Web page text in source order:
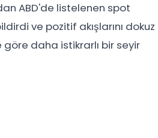
ABD'de listelenen spot
ve pozitif akışlarını dokuz
göre daha istikrarlı bir seyir